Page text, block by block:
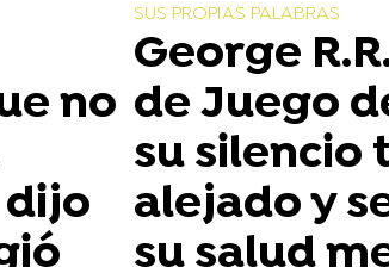
no
dijo
SUS PROPIAS PALABRAS
George
de Juego
su silencio
alejado y
su salud